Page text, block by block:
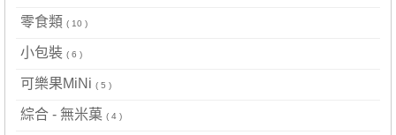
零食類 ( 10 )
小包裝 ( 6 )
可樂果MiNi ( 5 )
綜合 - 無米菓 ( 4 )